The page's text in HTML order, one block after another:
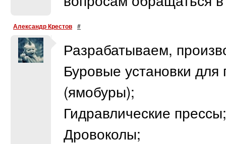
Александр Крестов #
Разрабатываем,
Буровые установки для
(ямобуры);
Гидравлические прессы;
Дровоколы;